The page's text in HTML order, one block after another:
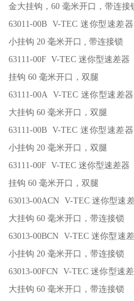
金大挂钩，60 毫米开口，带连接
63011-00B V-TEC 迷你型速差
小挂钩 20 毫米开口 , 带连接锁
63111-00F V-TEC 迷你型速差
挂钩 60 毫米开口，双腿
63111-00A V-TEC 迷你型速差
大挂钩 60 毫米开口，双腿
63111-00B V-TEC 迷你型速差
小挂钩 20 毫米开口，双腿
63111-00F V-TEC 迷你型速差
挂钩 60 毫米开口，双腿
63013-00ACN V-TEC 迷你型速
大挂钩 60 毫米开口，带连接锁
63013-00BCN V-TEC 迷你型速
小挂钩 20 毫米开口，带连接锁
63013-00FCN V-TEC 迷你型速
大挂钩 60 毫米开口，带连接锁